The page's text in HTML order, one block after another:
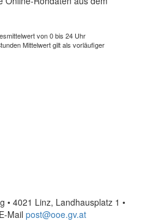
von 0 bis 24 Uhr
Mittelwert gilt als vorläufiger
• 4021 Linz, Landhausplatz 1 •
Mail post@ooe.gv.at